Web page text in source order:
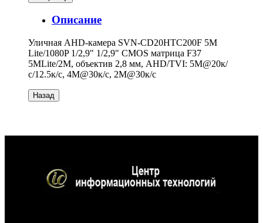
Описание
Уличная AHD-камера SVN-CD20HTC200F 5M
Lite/1080P 1/2,9" 1/2,9" CMOS матрица F37
5MLite/2M, объектив 2,8 мм, AHD/TVI: 5M@20к/
с/12.5к/с, 4М@30к/с, 2M@30к/с